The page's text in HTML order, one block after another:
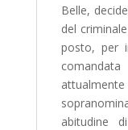
Belle,
del
posto, per
abitudine